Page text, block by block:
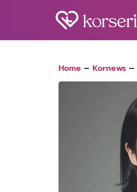
Home – Kornews –